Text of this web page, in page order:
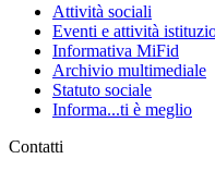
Attività sociali
Eventi e attività
Informativa MiFid
Archivio multimediale
Statuto sociale
Informa...ti è meglio
Contatti